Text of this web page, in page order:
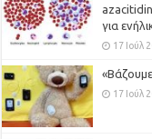
για
17 Ιούλ
17 Ιούλ